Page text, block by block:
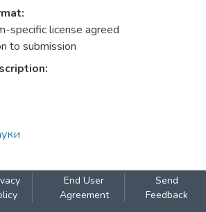
specific license agreed
to submission
End User
Agreement
Send
Feedback